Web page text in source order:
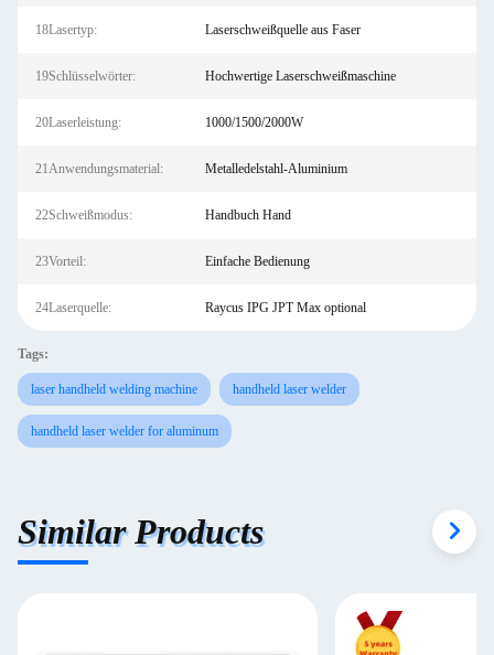
18Lasertyp: Laserschweißquelle aus Faser
19Schlüsselwörter: Hochwertige Laserschweißmaschine
20Laserleistung: 1000/1500/2000W
21Anwendungsmaterial: Metalledelstahl-Aluminium
22Schweißmodus: Handbuch Hand
23Vorteil: Einfache Bedienung
24Laserquelle: Raycus IPG JPT Max optional
Tags:
laser handheld welding machine handheld laser welder
handheld laser welder for aluminum
Similar Products